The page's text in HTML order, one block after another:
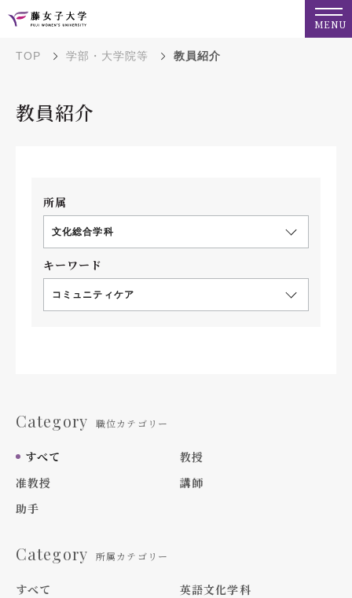
MENU
TOP 学部・大学院等 教員紹介
教員紹介
所属
文化総合学科
キーワード
コミュニティケア
Category 職位カテゴリー
すべて
教授
准教授
講師
助手
Category 所属カテゴリー
すべて
英語文化学科